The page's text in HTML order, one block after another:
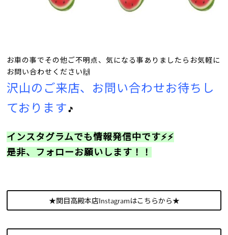
お車の事でその他ご不明点、気になる事ありましたらお気軽に
お問い合わせください🙌
沢山のご来店、お問い合わせお待ちし
ております 🎵
インスタグラムでも情報発信中です⚡⚡
是非、フォローお願いします！！
★関目高殿本店Instagramはこちらから★